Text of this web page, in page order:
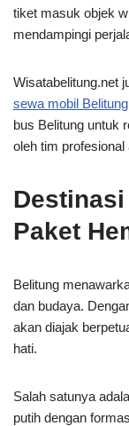
tiket masuk objek
mendampingi
Wisatabelitung.net
sewa mobil Belitung
bus Belitung untuk
oleh tim
Paket
Belitung
dan budaya.
akan diajak
hati.
Salah satunya
putih dengan